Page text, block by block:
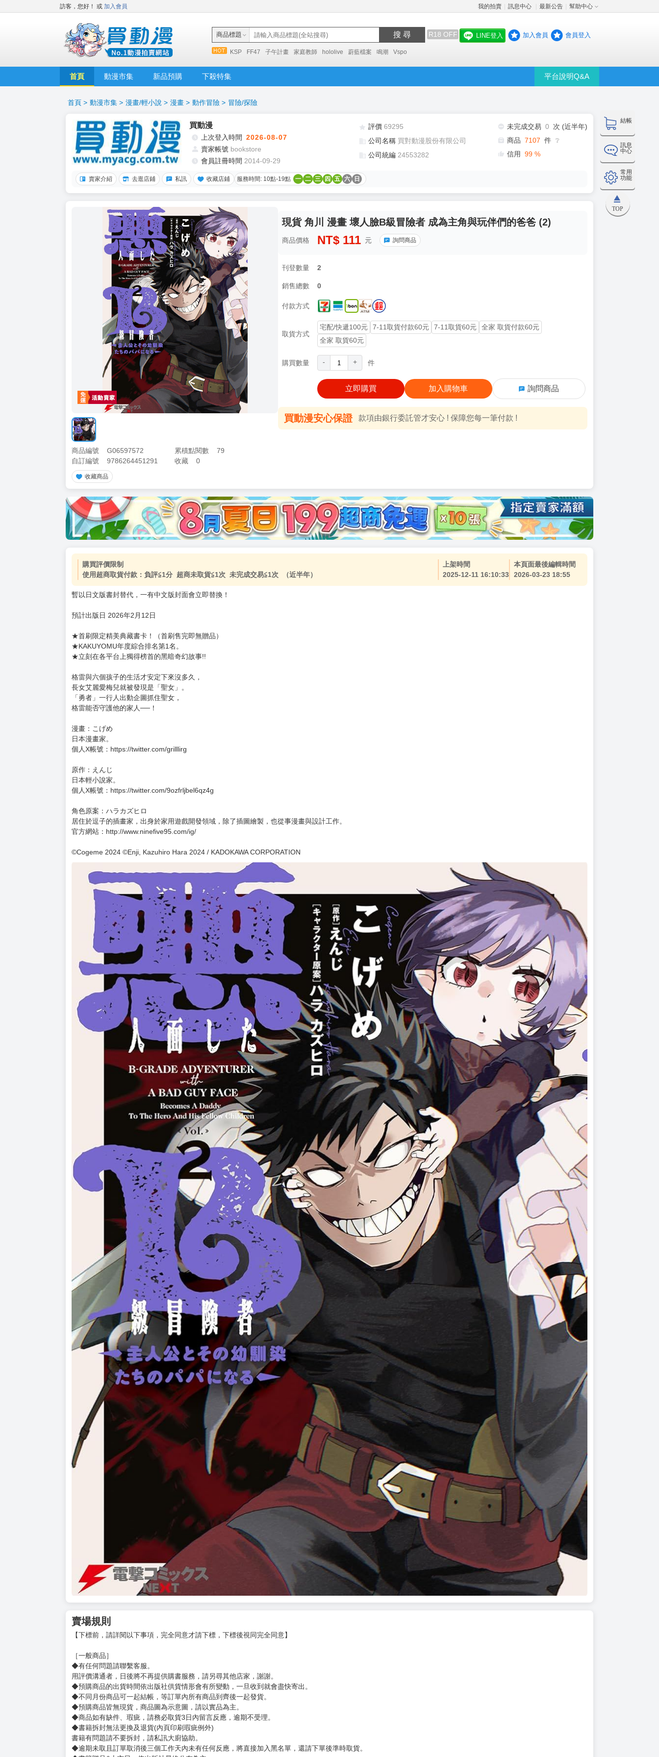
訪客，您好！ 或 加入會員 我的拍賣 訊息中心 最新公告 幫助中心
商品標題 搜 尋 R18 OFF
KSP FF47 子午計畫 家庭教師 hololive 蔚藍檔案 鳴潮 Vspo
LINE登入 加入會員 會員登入
首頁 動漫市集 新品預購 下殺特集 平台說明Q&A
結帳
訊息
中心
常用
功能
TOP
首頁 > 動漫市集 > 漫畫/輕小說 > 漫畫 > 動作冒險 > 冒險/探險
買動漫
上次登入時間 2026-08-07
賣家帳號 bookstore
會員註冊時間 2014-09-29
評價 69295
公司名稱 買對動漫股份有限公司
公司統編 24553282
未完成交易 0
次 (近半年)
商品 7107 件 ❔
信用 99 %
賣家介紹 去逛店鋪 私訊 收藏店鋪 服務時間: 10點-19點 一 二 三 四 五 六 日
商品編號 G06597572 累積點閱數
79
自訂編號
9786264451291 收藏 0
收藏商品
現貨 角川 漫畫 壞人臉B級冒險者 成為主角與玩伴們的爸爸 (2)
商品價格 NT$ 111 元 詢問商品
刊登數量 2
銷售總數 0
付款方式
取貨方式
宅配/快遞100元 7-11取貨付款60元 7-11取貨60元
全家 取貨付款60元
全家 取貨60元
購買數量 - + 件
立即購買 加入購物車 詢問商品
買動漫安心保證 款項由銀行委託管才安心 ! 保障您每一筆付款 !
加價購 ( 共
(加購品) 買動漫★《$15元-加固紙箱包裝》
-
使用超商取貨付款：負評≦1分 超商未取貨≦1次 未完成交易≦1次 （近半年）
暫以日文版書封替代，一有中文版封面會立即替換！
★首刷限定精美典藏書卡！（首刷售完即無贈品）
★KAKUYOMU年度綜合排名第1名。
格雷與六個孩子的生活才安定下來沒多久，
長女艾麗愛梅兒就被發現是「聖女」。
格雷能否守護他的家人──！
漫畫：こげめ
個人X帳號：https://twitter.com/grilllirg
原作：えんじ
日本輕小說家。
個人X帳號：https://twitter.com/9ozfrljbel6qz4g
角色原案：ハラカズヒロ
居住於逗子的插畫家，出身於家用遊戲開發領域，除了插圖繪製，也從事漫畫與設計工作。
官方網站：http://www.ninefive95.com/ig/
©Cogeme 2024 ©Enji, Kazuhiro Hara 2024 / KADOKAWA CORPORATION
賣場規則
【下標前，請詳閱以下事項，完全同意才請下標，下標後視同完全同意】
［一般商品］